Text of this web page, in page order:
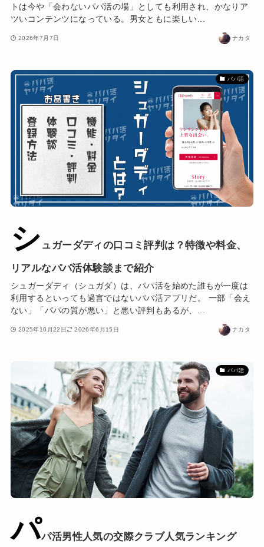
トは今や「会わないパパ活の場」としても利用され、かなりア
ツいコンテンツになっている。男女ともに楽しい...
2026年7月7日 ナカタ
パパ活
シ ュガーダディの口コミ評判は？特徴や料金、
リアルなパパ活体験談まで紹介
シュガーダディ（シュガダ）は、パパ活を始めた誰もが一度は
利用するといっても過言ではないパパ活アプリだ。 一部「会え
ない」「パパの質が悪い」と悪い評判もあるが、...
2025年10月22日 2026年6月15日 ナカタ
パパ活
パパ活男性人気の交際クラブ人気ランキング